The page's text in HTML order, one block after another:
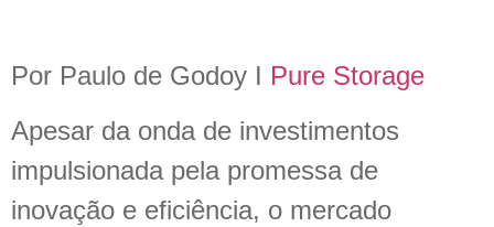
Por Paulo de Godoy I Pure Storage
Apesar da onda de investimentos
impulsionada pela promessa de
inovação e eficiência, o mercado